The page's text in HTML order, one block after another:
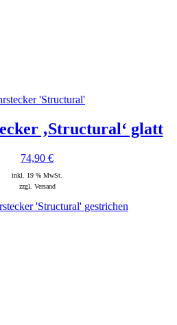
'Structural'
‚Structural‘ glatt
74,90 €
inkl. 19 % MwSt.
zzgl. Versand